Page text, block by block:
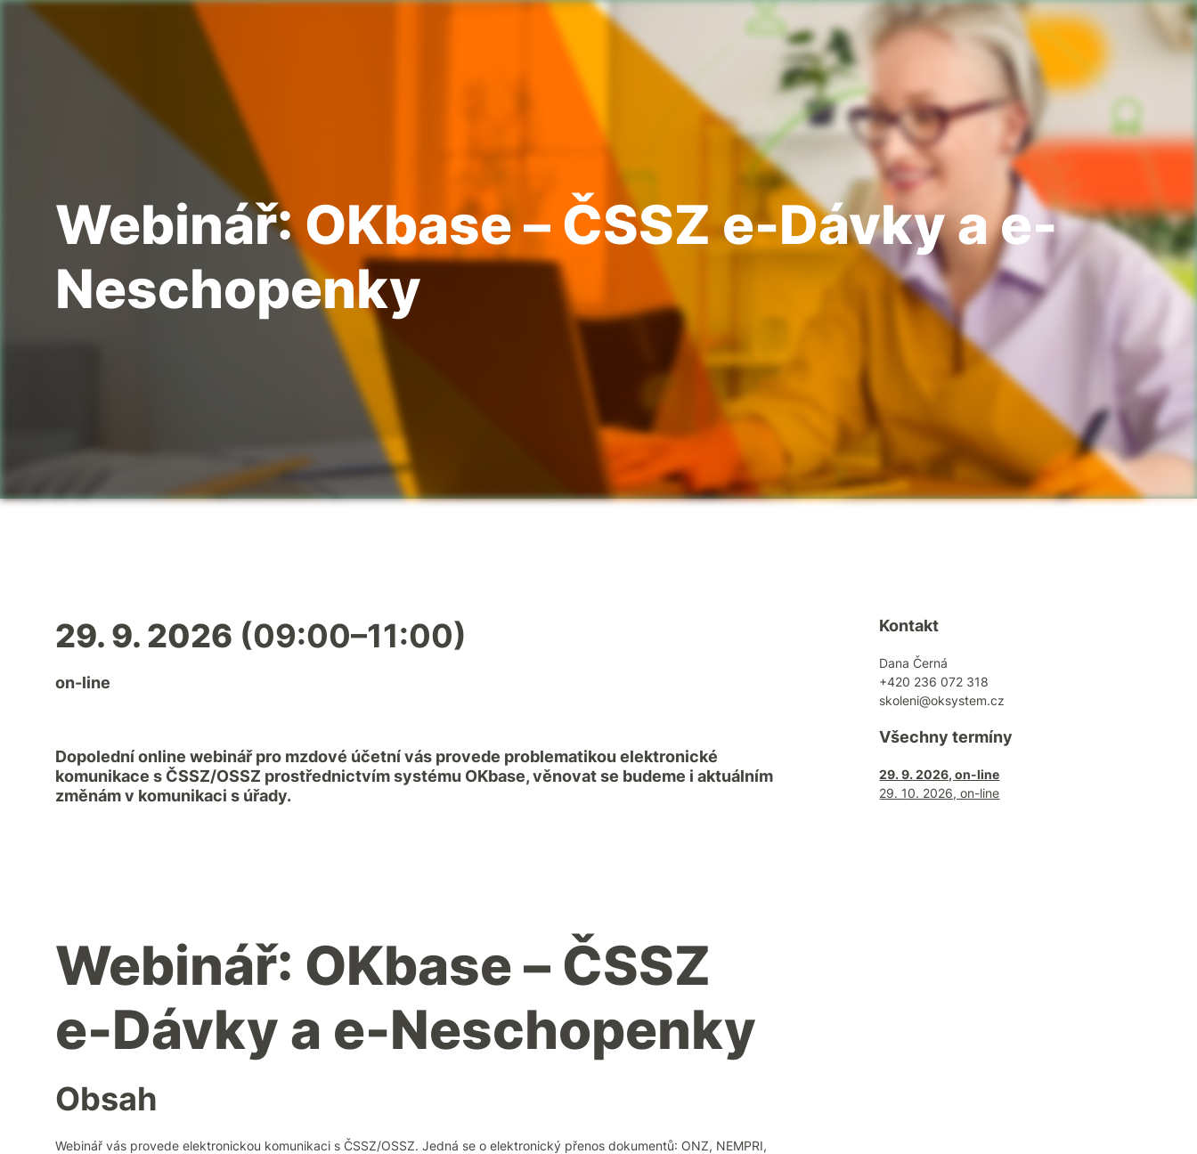
Webinář: OKbase – ČSSZ e-Dávky a e-
Neschopenky
29. 9. 2026 (09:00–11:00)
on-line
Dopolední online webinář pro mzdové účetní vás provede problematikou elektronické
komunikace s ČSSZ/OSSZ prostřednictvím systému OKbase, věnovat se budeme i aktuálním
změnám v komunikaci s úřady.
Webinář: OKbase – ČSSZ
e-Dávky a e-Neschopenky
Obsah
Webinář vás provede elektronickou komunikaci s ČSSZ/OSSZ. Jedná se o elektronický přenos dokumentů: ONZ, NEMPRI,
Kontakt
Dana Černá
+420 236 072 318
skoleni@oksystem.cz
Všechny termíny
29. 9. 2026, on-line
29. 10. 2026, on-line